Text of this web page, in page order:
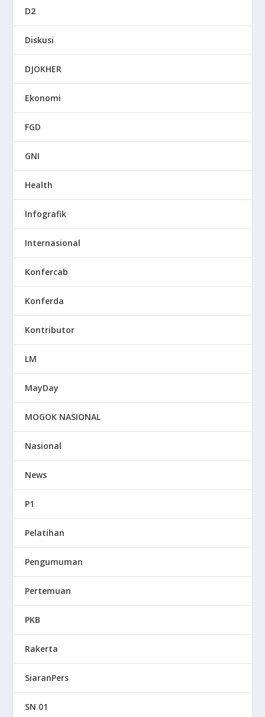
D2
Diskusi
DJOKHER
Ekonomi
FGD
GNI
Health
Infografik
Internasional
Konfercab
Konferda
Kontributor
LM
MayDay
MOGOK NASIONAL
Nasional
News
P1
Pelatihan
Pengumuman
Pertemuan
PKB
Rakerta
SiaranPers
SN 01